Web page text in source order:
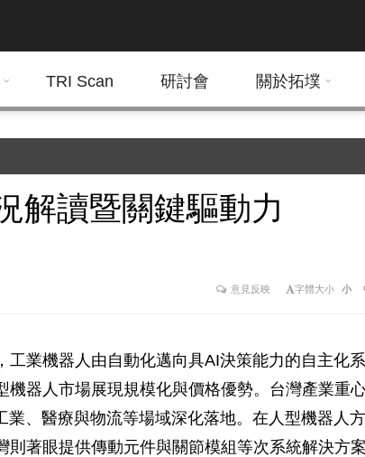
TRI Scan 研討會 關於拓墣
解讀暨關鍵驅動力
意見反映 字體大小 小
業機器人由自動化邁向具AI決策能力的自主化系
器人市場展現規模化與價格優勢。台灣產業重
、醫療與物流等場域深化落地。在人型機器人方
著眼提供傳動元件與關節模組等次系統解決方